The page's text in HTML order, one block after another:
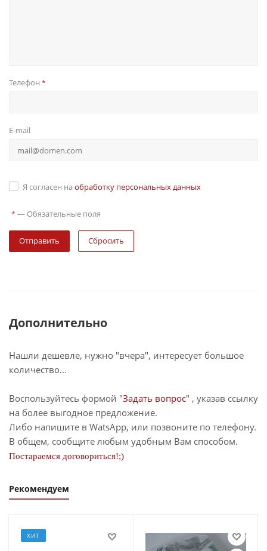
Телефон *
E-mail
Я согласен на обработку персональных данных
* — Обязательные поля
Сбросить
Дополнительно
Нашли дешевле, нужно "вчера", интересует большое
количество...
Воспользуйтесь формой "Задать вопрос" , указав ссылку
на более выгодное предложение.
Либо напишите в WatsApp, или позвоните по телефону.
В общем, сообщите любым удобным Вам способом.
Постараемся договориться!;)
Рекомендуем
ХИТ